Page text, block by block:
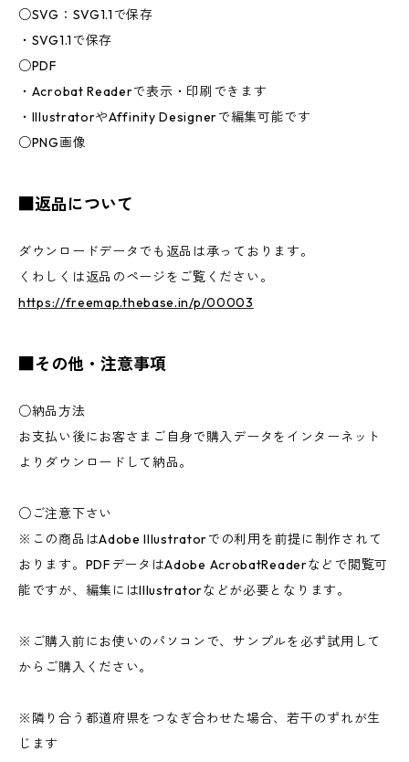
○SVG：SVG1.1で保存
・SVG1.1で保存
○PDF
・Acrobat Readerで表示・印刷できます
・IllustratorやAffinity Designerで編集可能です
○PNG画像
■返品について
ダウンロードデータでも返品は承っております。
くわしくは返品のページをご覧ください。
https://freemap.thebase.in/p/00003
■その他・注意事項
○納品方法
お支払い後にお客さまご自身で購入データをインターネット
よりダウンロードして納品。
○ご注意下さい
※この商品はAdobe Illustratorでの利用を前提に制作されて
おります。PDFデータはAdobe AcrobatReaderなどで閲覧可
能ですが、編集にはIllustratorなどが必要となります。
※ご購入前にお使いのパソコンで、サンプルを必ず試用して
からご購入ください。
※隣り合う都道府県をつなぎ合わせた場合、若干のずれが生
じます